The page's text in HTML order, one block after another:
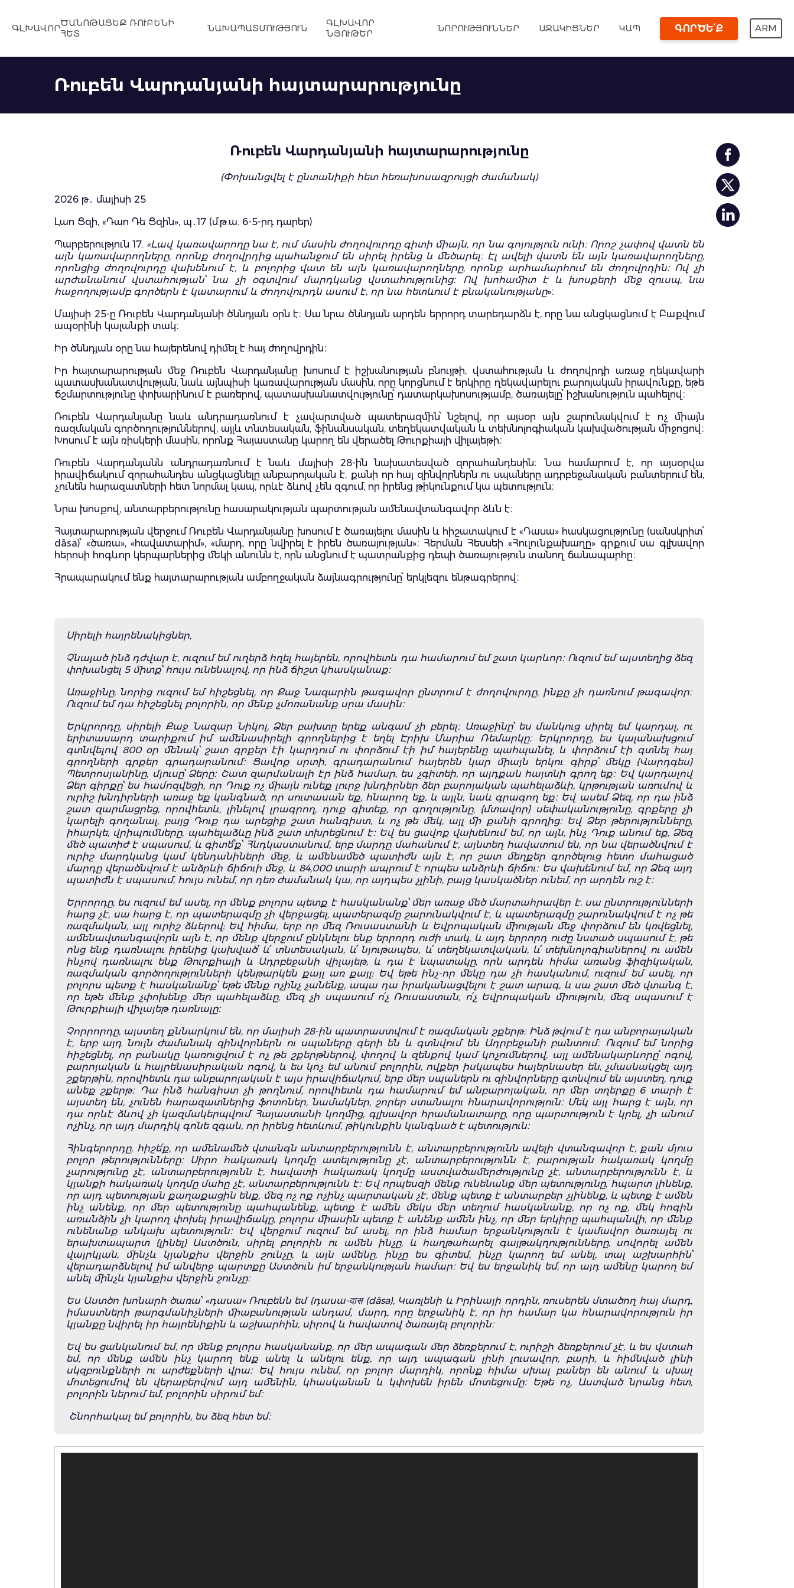
ԳԼԽԱՎՈՐԾԱՆՈԹԱՑԵՔ ՌՈՒԲԵՆԻ
ՀԵՏ
ՆԱԽԱՊԱՏՄՈՒԹՅՈՒՆ
ԳԼԽԱՎՈՐ
ՆՅՈՒԹԵՐ
ՆՈՐՈՒԹՅՈՒՆՆԵՐ ԱՋԱԿԻՑՆԵՐ ԿԱՊ ԳՈՐԾԵ՛Ք ARM
Ռուբեն Վարդանյանի հայտարարությունը
Ռուբեն Վարդանյանի հայտարարությունը
(Փոխանցվել է ընտանիքի հետ հեռախոսազրույցի ժամանակ)
2026 թ․ մայիսի 25
Լաո Ցզի, «Դաո Դե Ցզին», պ․17 (մ.թ.ա. 6-5-րդ դարեր)
Պարբերություն 17. «Լավ կառավարողը նա է, ում մասին ժողովուրդը գիտի միայն, որ նա գոյություն ունի։ Որոշ չափով վատն են
այն կառավարողները, որոնք ժողովրդից պահանջում են սիրել իրենց և մեծարել։ Էլ ավելի վատն են այն կառավարողները,
որոնցից ժողովուրդը վախենում է, և բոլորից վատ են այն կառավարողները, որոնք արհամարհում են ժողովրդին։ Ով չի
արժանանում վստահության՝ նա չի օգտվում մարդկանց վստահությունից։ Ով խոհամիտ է և խոսքերի մեջ զուսպ, նա
հաջողությամբ գործերն է կատարում և ժողովուրդն ասում է, որ նա հետևում է բնականությանը»։
Մայիսի 25-ը Ռուբեն Վարդանյանի ծննդյան օրն է։ Սա նրա ծննդյան արդեն երրորդ տարեդարձն է, որը նա անցկացնում է Բաքվում
ապօրինի կալանքի տակ։
Իր ծննդյան օրը նա հայերենով դիմել է հայ ժողովրդին։
Իր հայտարարության մեջ Ռուբեն Վարդանյանը խոսում է իշխանության բնույթի, վստահության և ժողովրդի առաջ ղեկավարի
պատասխանատվության, նաև այնպիսի կառավարության մասին, որը կորցնում է երկիրը ղեկավարելու բարոյական իրավունքը, եթե
ճշմարտությունը փոխարինում է բառերով, պատասխանատվությունը՝ դատարկախոսությամբ, ծառայելը՝ իշխանություն պահելով։
Ռուբեն Վարդանյանը նաև անդրադառնում է չավարտված պատերազմին՝ նշելով, որ այսօր այն շարունակվում է ոչ միայն
ռազմական գործողություններով, այլև տնտեսական, ֆինանսական, տեղեկատվական և տեխնոլոգիական կախվածության միջոցով։
Խոսում է այն ռիսկերի մասին, որոնք Հայաստանը կարող են վերածել Թուրքիայի վիլայեթի։
Ռուբեն Վարդանյանն անդրադառնում է նաև մայիսի 28-ին նախատեսված զորահանդեսին։ Նա համարում է, որ այսօրվա
իրավիճակում զորահանդես անցկացնելը անբարոյական է, քանի որ հայ զինվորներն ու սպաները ադրբեջանական բանտերում են,
չունեն հարազատների հետ նորմալ կապ, որևէ ձևով չեն զգում, որ իրենց թիկունքում կա պետություն։
Նրա խոսքով, անտարբերությունը հասարակության պարտության ամենավտանգավոր ձևն է։
Հայտարարության վերջում Ռուբեն Վարդանյանը խոսում է ծառայելու մասին և հիշատակում է «Դասա» հասկացությունը (սանսկրիտ՝
dāsa)՝ «ծառա», «հավատարիմ», «մարդ, որը նվիրել է իրեն ծառայության»։ Հերման Հեսսեի «Հուլունքախաղը» գրքում սա գլխավոր
հերոսի հոգևոր կերպարներից մեկի անունն է, որն անցնում է պատրանքից դեպի ծառայություն տանող ճանապարհը։
Հրապարակում ենք հայտարարության ամբողջական ձայնագրությունը՝ երկլեզու ենթագրերով։
Սիրելի հայրենակիցներ,
Չնայած ինձ դժվար է, ուզում եմ ուղերձ հղել հայերեն, որովհետև դա համարում եմ շատ կարևոր։ Ուզում եմ այստեղից ձեզ
փոխանցել 5 միտք՝ հույս ունենալով, որ ինձ ճիշտ կհասկանաք։
Առաջինը, նորից ուզում եմ հիշեցնել, որ Քաջ Նազարին թագավոր ընտրում է ժողովուրդը, ինքը չի դառնում թագավոր։
Ուզում եմ դա հիշեցնել բոլորին, որ մենք չմոռանանք սրա մասին։
Երկրորդը, սիրելի Քաջ Նազար Նիկոլ, Ձեր բախտը երեք անգամ չի բերել։ Առաջինը՝ ես մանկուց սիրել եմ կարդալ, ու
երիտասարդ տարիքում իմ ամենասիրելի գրողներից է եղել Էրիխ Մարիա Ռեմարկը։ Երկրորդը, ես կալանախցում
գտնվելով 800 օր մենակ՝ շատ գրքեր էի կարդում ու փորձում էի իմ հայերենը պահպանել, և փորձում էի գտնել հայ
գրողների գրքեր գրադարանում։ Ցավոք սրտի, գրադարանում հայերեն կար միայն երկու գիրք՝ մեկը {Վարդգես}
Պետրոսյանինը, մյուսը՝ Ձերը։ Շատ զարմանալի էր ինձ համար, ես չգիտեի, որ այդքան հայտնի գրող եք։ Եվ կարդալով
Ձեր գիրքը՝ ես համոզվեցի, որ Դուք ոչ միայն ունեք լուրջ խնդիրներ ձեր բարոյական պահելաձևի, կրթության առումով և
ուրիշ խնդիրների առաջ եք կանգնած, որ սուտասան եք, հնարող եք, և այլն, նաև գրագող եք։ Եվ ասեմ Ձեզ, որ դա ինձ
շատ զարմացրեց, որովհետև, լինելով լրագրող, դուք գիտեք, որ գողությունը, {մտավոր} սեփականությունը, գրքերը չի
կարելի գողանալ, բայց Դուք դա արեցիք շատ հանգիստ, և ոչ թե մեկ, այլ մի քանի գրողից։ Եվ Ձեր թերությունները,
իհարկե, վրիպումները, պահելաձևը ինձ շատ տխրեցնում է։ Եվ ես ցավոք վախենում եմ, որ այն, ինչ Դուք անում եք, Ձեզ
մեծ պատիժ է սպասում, և գիտե՞ք՝ Հնդկաստանում, երբ մարդը մահանում է, այնտեղ հավատում են, որ նա վերածնվում է
ուրիշ մարդկանց կամ կենդանիների մեջ, և ամենամեծ պատիժն այն է, որ շատ մեղքեր գործելուց հետո մահացած
մարդը վերածնվում է անձրևի ճիճուի մեջ, և 84,000 տարի ապրում է որպես անձրևի ճիճու։ Ես վախենում եմ, որ Ձեզ այդ
պատիժն է սպասում, հույս ունեմ, որ դեռ ժամանակ կա, որ այդպես չլինի, բայց կասկածներ ունեմ, որ արդեն ուշ է։
Երրորդը, ես ուզում եմ ասել, որ մենք բոլորս պետք է հասկանանք՝ մեր առաջ մեծ մարտահրավեր է. սա ընտրությունների
հարց չէ, սա հարց է, որ պատերազմը չի վերջացել, պատերազմը շարունակվում է, և պատերազմը շարունակվում է ոչ թե
ռազմական, այլ ուրիշ ձևերով: Եվ հիմա, երբ որ մեզ Ռուսաստանի և Եվրոպական միության մեջ փորձում են կռվեցնել,
ամենավտանգավորն այն է, որ մենք վերջում ընկնելու ենք երրորդ ուժի տակ, և այդ երրորդ ուժը նստած սպասում է, թե
ոնց ենք դառնալու իրենից կախված՝ և՛ տնտեսական, և՛ նյութապես, և՛ տեղեկատվական, և՛ տեխնոլոգիաներով ու ամեն
ինչով դառնալու ենք Թուրքիայի և Ադրբեջանի վիլայեթ, և դա է նպատակը, որն արդեն հիմա առանց ֆիզիկական,
ռազմական գործողությունների կենթարկեն քայլ առ քայլ: Եվ եթե ինչ-որ մեկը դա չի հասկանում, ուզում եմ ասել, որ
բոլորս պետք է հասկանանք՝ եթե մենք ոչինչ չանենք, ապա դա իրականացվելու է շատ արագ, և սա շատ մեծ վտանգ է,
որ եթե մենք չփոխենք մեր պահելաձևը, մեզ չի սպասում ո՛չ Ռուսաստան, ո՛չ Եվրոպական միություն, մեզ սպասում է
Թուրքիայի վիլայեթ դառնալը։
Չորրորդը, այստեղ քննարկում են, որ մայիսի 28-ին պատրաստվում է ռազմական շքերթ։ Ինձ թվում է դա անբորայական
է, երբ այդ նույն ժամանակ զինվորներն ու սպաները գերի են և գտնվում են Ադրբեջանի բանտում։ Ուզում եմ նորից
հիշեցնել, որ բանակը կառուցվում է ոչ թե շքերթներով, փողով և զենքով կամ կոչումներով, այլ ամենակարևորը՝ ոգով,
բարոյական և հայրենասիրական ոգով, և ես կոչ եմ անում բոլորին, ովքեր իսկապես հայերնասեր են, չմասնակցել այդ
շքերթին, որովհետև դա անբարոյական է այս իրավիճակում, երբ մեր սպաներն ու զինվորները գտնվում են այստեղ, դուք
անեք շքերթ։ Դա ինձ հանգիստ չի թողնում, որովհետև դա համարում եմ անբարոյական, որ մեր տղերքը 6 տարի է
այստեղ են, չունեն հարազատներից ֆոտոներ, նամակներ, շորեր ստանալու հնարավորություն։ Մեկ այլ հարց է այն, որ
դա որևէ ձևով չի կազմակերպվում Հայաստանի կողմից, գլխավոր հրամանատարը, որը պարտություն է կրել, չի անում
ոչինչ, որ այդ մարդիկ գոնե զգան, որ իրենց հետևում, թիկունքին կանգնած է պետություն։
Հինգերորդը, հիշե՛ք, որ ամենամեծ վտանգն անտարբերությունն է, անտարբերությունն ավելի վտանգավոր է, քան մյուս
բոլոր թերությունները։ Սիրո հակառակ կողմը ատելությունը չէ, անտարբերությունն է, բարության հակառակ կողմը
չարությունը չէ, անտարբերությունն է, հավատի հակառակ կողմը աստվածամերժությունը չէ, անտարբերությունն է, և
կյանքի հակառակ կողմը մահը չէ, անտարբերությունն է։ Եվ որպեսզի մենք ունենանք մեր պետությունը, հպարտ լինենք,
որ այդ պետության քաղաքացին ենք, մեզ ոչ ոք ոչինչ պարտական չէ, մենք պետք է անտարբեր չլինենք, և պետք է ամեն
ինչ անենք, որ մեր պետությունը պահպանենք, պետք է ամեն մեկս մեր տեղում հասկանանք, որ ոչ ոք, մեկ հոգին
առանձին չի կարող փոխել իրավիճակը, բոլորս միասին պետք է անենք ամեն ինչ, որ մեր երկիրը պահպանվի, որ մենք
ունենանք անկախ պետություն։ Եվ վերջում ուզում եմ ասել, որ ինձ համար երջանկություն է կամավոր ծառայել ու
երախտապարտ {լինել} Աստծուն, սիրել բոլորին ու ամեն ինչը, և հաղթահարել գայթակղությունները, սովորել ամեն
վայրկյան, մինչև կյանքիս վերջին շունչը, և այն ամենը, ինչը ես գիտեմ, ինչը կարող եմ անել, տալ աշխարհին՝
վերադարձնելով իմ անվերջ պարտքը Աստծուն իմ երջանկության համար։ Եվ ես երջանիկ եմ, որ այդ ամենը կարող եմ
անել մինչև կյանքիս վերջին շունչը։
Ես Աստծո խոնարհ ծառա՝ «դասա» Ռուբենն եմ (դասա-दास (dāsa), Կառլենի և Իրինայի որդին, ռուսերեն մտածող հայ մարդ,
իմաստների թարգմանիչների միաբանության անդամ, մարդ, որը երջանիկ է, որ իր համար կա հնարավորություն իր
կյանքը նվիրել իր հայրենիքին և աշխարհին, սիրով և հավատով ծառայել բոլորին։
Եվ ես ցանկանում եմ, որ մենք բոլորս հասկանանք, որ մեր ապագան մեր ձեռքերում է, ուրիշի ձեռքերում չէ, և ես վստահ
եմ, որ մենք ամեն ինչ կարող ենք անել և անելու ենք, որ այդ ապագան լինի լուսավոր, բարի, և հիմնված լինի
սկզբունքների ու արժեքների վրա։ Եվ հույս ունեմ, որ բոլոր մարդիկ, որոնք հիմա սխալ բաներ են անում և սխալ
մոտեցումով են վերաբերվում այդ ամենին, կհասկանան և կփոխեն իրեն մոտեցումը։ Եթե ոչ, Աստված նրանց հետ,
բոլորին ներում եմ, բոլորին սիրում եմ։
Շնորհակալ եմ բոլորին, ես ձեզ հետ եմ։